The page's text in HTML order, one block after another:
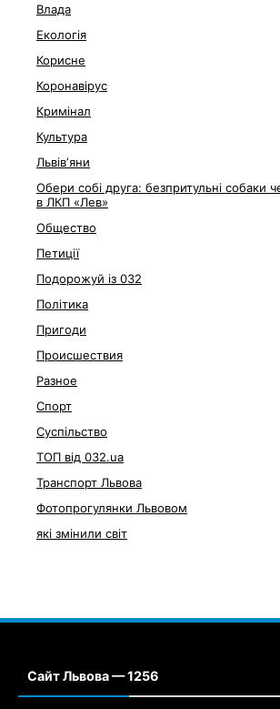
Влада
Екологія
Корисне
Коронавірус
Кримінал
Культура
Львівʼяни
Обери собі друга: безпритульні собаки
в ЛКП «Лев»
Общество
Петиції
Подорожуй із 032
Політика
Пригоди
Происшествия
Разное
Спорт
Суспільство
ТОП від 032.ua
Транспорт Львова
Фотопрогулянки Львовом
які змінили світ
Сайт Львова — 1256